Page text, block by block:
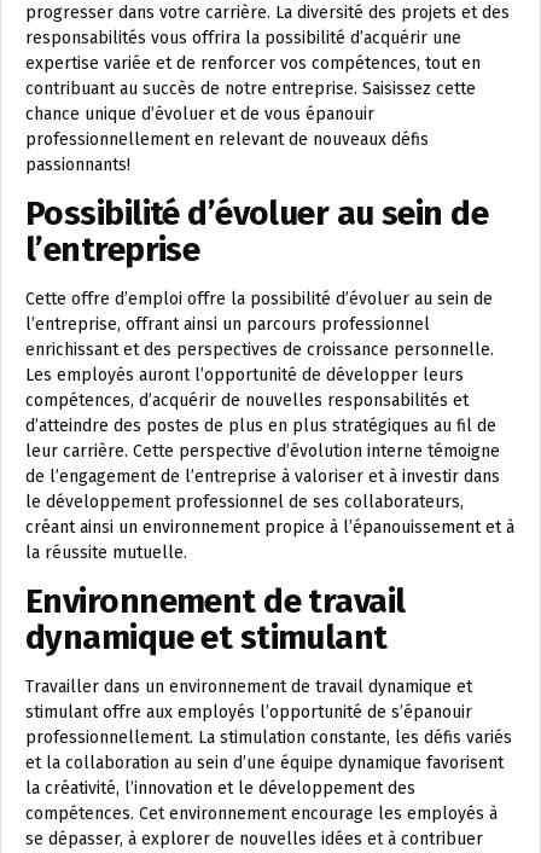
progresser dans votre carrière. La diversité des projets et des
responsabilités vous offrira la possibilité d’acquérir une
expertise variée et de renforcer vos compétences, tout en
contribuant au succès de notre entreprise. Saisissez cette
chance unique d’évoluer et de vous épanouir
professionnellement en relevant de nouveaux défis
passionnants!
Possibilité d’évoluer au sein de
l’entreprise
Cette offre d’emploi offre la possibilité d’évoluer au sein de
l’entreprise, offrant ainsi un parcours professionnel
enrichissant et des perspectives de croissance personnelle.
Les employés auront l’opportunité de développer leurs
compétences, d’acquérir de nouvelles responsabilités et
d’atteindre des postes de plus en plus stratégiques au fil de
leur carrière. Cette perspective d’évolution interne témoigne
de l’engagement de l’entreprise à valoriser et à investir dans
le développement professionnel de ses collaborateurs,
créant ainsi un environnement propice à l’épanouissement et à
la réussite mutuelle.
Environnement de travail
dynamique et stimulant
Travailler dans un environnement de travail dynamique et
stimulant offre aux employés l’opportunité de s’épanouir
professionnellement. La stimulation constante, les défis variés
et la collaboration au sein d’une équipe dynamique favorisent
la créativité, l’innovation et le développement des
compétences. Cet environnement encourage les employés à
se dépasser, à explorer de nouvelles idées et à contribuer